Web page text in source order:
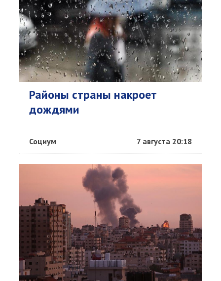
Районы страны накроет
дождями
Социум 7 августа 20:18